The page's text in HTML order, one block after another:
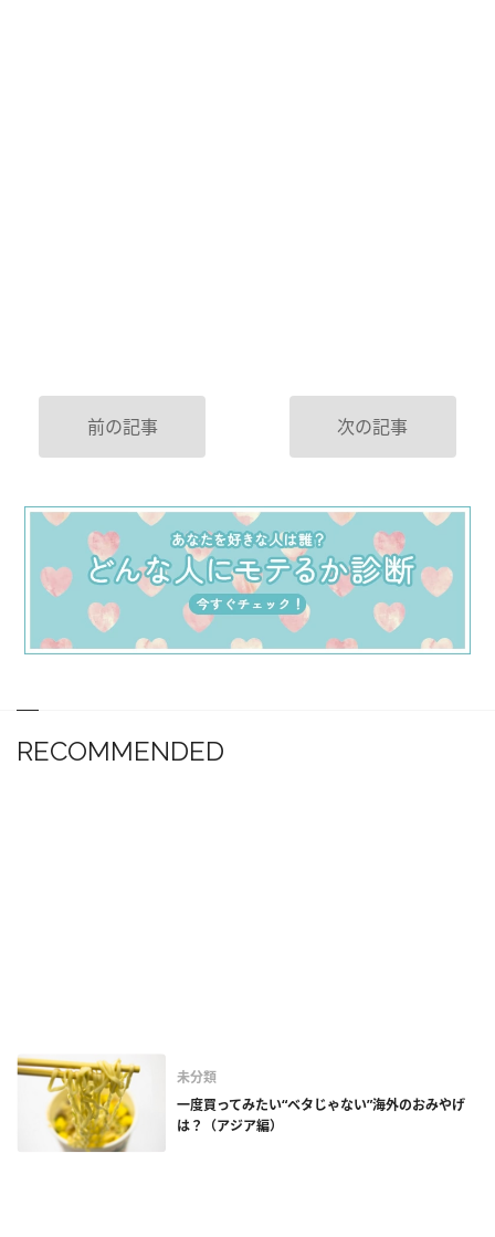
前の記事 次の記事
RECOMMENDED
未分類
一度買ってみたい“ベタじゃない”海外のおみやげ
は？（アジア編）